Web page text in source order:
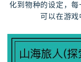
化到物种的设定，
可以在游戏